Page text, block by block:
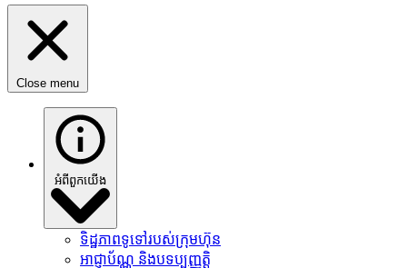
Close menu
អំពី​ពួក​យើង
ទិដ្ឋភាពទូទៅរបស់ក្រុមហ៊ុន
អាជ្ញាប័ណ្ណ និងបទប្បញ្ញត្តិ